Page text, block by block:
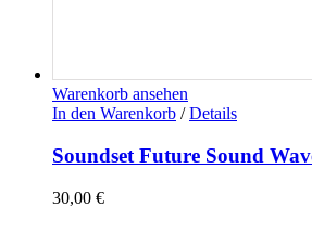
Warenkorb ansehen
In den Warenkorb / Details
Soundset Future Sound
30,00 €